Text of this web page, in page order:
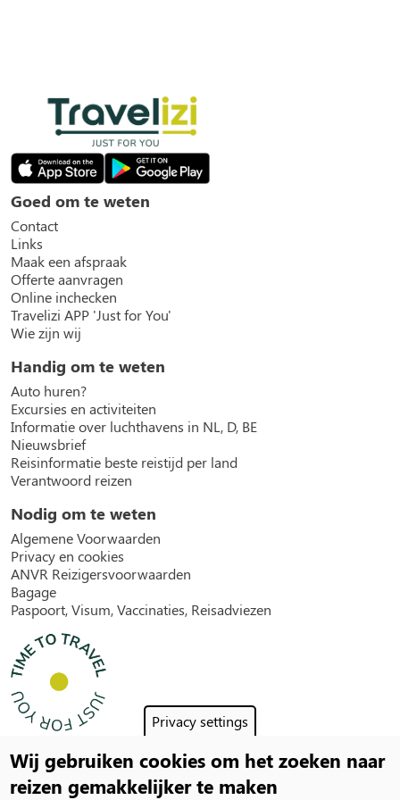
Privacy settings
Wij gebruiken cookies om het zoeken naar
reizen gemakkelijker te maken
Goed om te weten
Contact
Links
Maak een afspraak
Offerte aanvragen
Online inchecken
Travelizi APP 'Just for You'
Wie zijn wij
Handig om te weten
Auto huren?
Excursies en activiteiten
Informatie over luchthavens in NL, D, BE
Nieuwsbrief
Reisinformatie beste reistijd per land
Verantwoord reizen
Nodig om te weten
Algemene Voorwaarden
Privacy en cookies
ANVR Reizigersvoorwaarden
Bagage
Paspoort, Visum, Vaccinaties, Reisadviezen
Social